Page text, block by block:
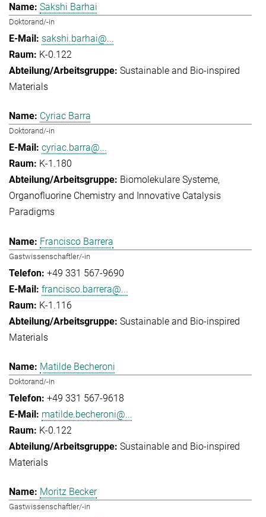
Sakshi Barhai
Doktorand/-in
sakshi.barhai@...
K-0.122
Sustainable and Bio-inspired
Materials
Cyriac Barra
Doktorand/-in
cyriac.barra@...
K-1.180
Biomolekulare Systeme
Organofluorine Chemistry and Innovative Catalysis
Paradigms
Francisco Barrera
Gastwissenschaftler/-in
+49 331 567-9690
francisco.barrera@...
K-1.116
Sustainable and Bio-inspired
Materials
Matilde Becheroni
Doktorand/-in
+49 331 567-9618
matilde.becheroni@...
K-0.122
Sustainable and Bio-inspired
Materials
Moritz Becker
Gastwissenschaftler/-in